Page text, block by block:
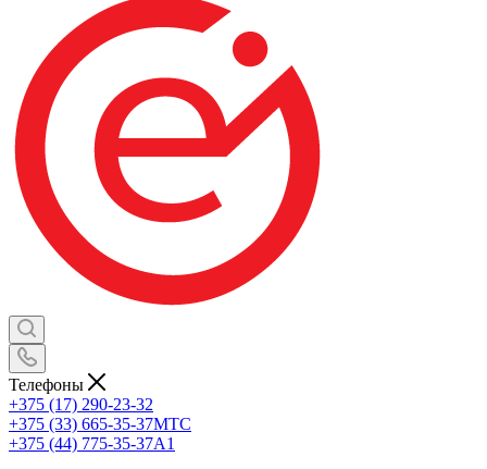
Телефоны
+375 (17) 290-23-32
+375 (33) 665-35-37МТС
+375 (44) 775-35-37А1